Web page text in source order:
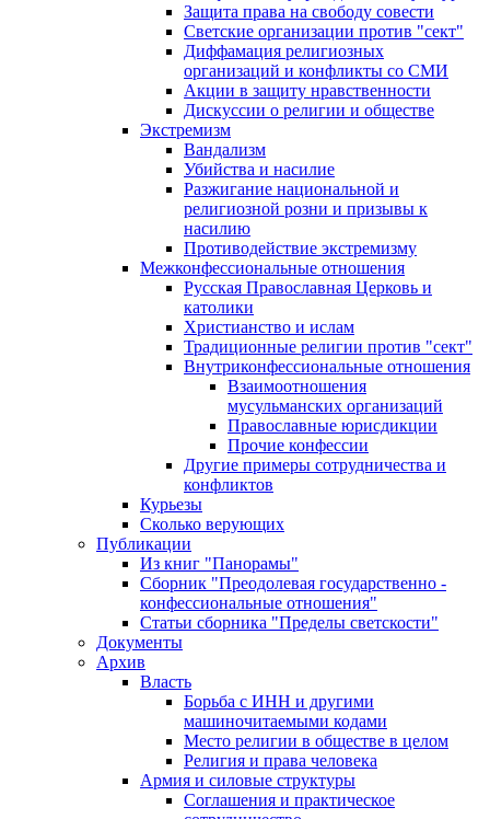
Защита права на свободу совести
Светские организации против "сект"
Диффамация религиозных
организаций и конфликты со СМИ
Акции в защиту нравственности
Дискуссии о религии и обществе
Экстремизм
Вандализм
Убийства и насилие
Разжигание национальной и
религиозной розни и призывы к
насилию
Противодействие экстремизму
Межконфессиональные отношения
Русская Православная Церковь и
католики
Христианство и ислам
Традиционные религии против "сект"
Внутриконфессиональные отношения
Взаимоотношения
мусульманских организаций
Православные юрисдикции
Прочие конфессии
Другие примеры сотрудничества и
конфликтов
Курьезы
Сколько верующих
Публикации
Из книг "Панорамы"
Сборник "Преодолевая государственно -
конфессиональные отношения"
Статьи сборника "Пределы светскости"
Документы
Архив
Власть
Борьба с ИНН и другими
машиночитаемыми кодами
Место религии в обществе в целом
Религия и права человека
Армия и силовые структуры
Соглашения и практическое